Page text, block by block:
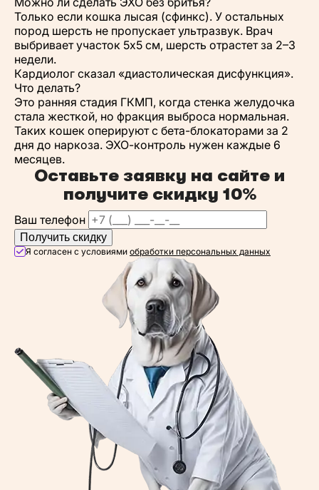
Только если кошка лысая (сфинкс). У остальных
пород шерсть не пропускает ультразвук. Врач
выбривает участок 5х5 см, шерсть отрастет за 2–3
недели.
Кардиолог сказал «диастолическая дисфункция».
Что делать?
Это ранняя стадия ГКМП, когда стенка желудочка
стала жесткой, но фракция выброса нормальная.
Таких кошек оперируют с бета-блокаторами за 2
дня до наркоза. ЭХО-контроль нужен каждые 6
месяцев.
Оставьте заявку на сайте и
получите скидку 10%
Ваш телефон
Получить скидку
Я согласен с условиями обработки персональных данных